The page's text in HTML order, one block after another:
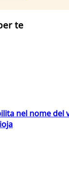
te
nel nome del